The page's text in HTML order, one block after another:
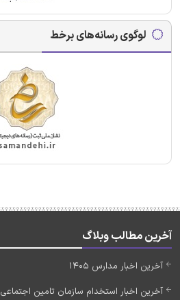
لوگوی رسانه‌های برخط
آخرین مطالب وبلاگ
آخرین اخبار مدارس 1405
آخرین اخبار استخدام سازمان تامین اجتماعی 1404 (به زودی)